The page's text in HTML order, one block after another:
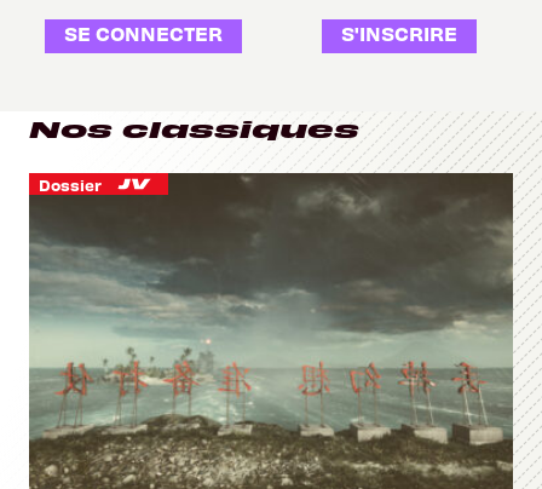
SE CONNECTER S'INSCRIRE
Nos classiques
Dossier